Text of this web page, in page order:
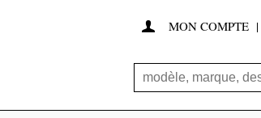
 MON COMPTE |